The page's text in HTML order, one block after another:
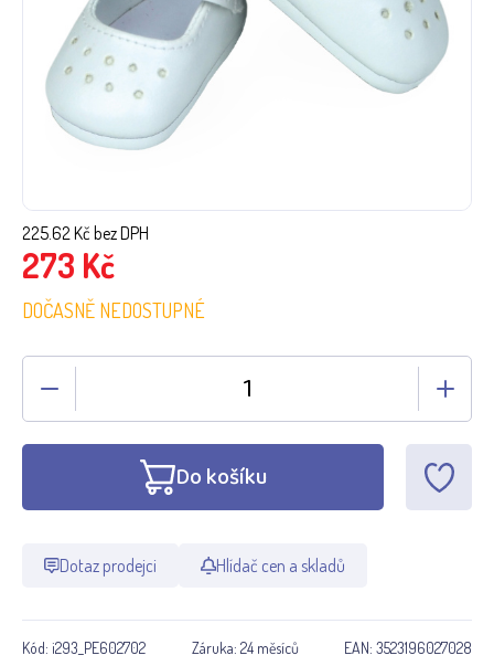
225.62Kč bez DPH
273 Kč
DOČASNĚ NEDOSTUPNÉ
Do košíku
Dotaz prodejci Hlídač cen a skladů
Kód: i293_PE602702 Záruka: 24 měsíců EAN: 3523196027028